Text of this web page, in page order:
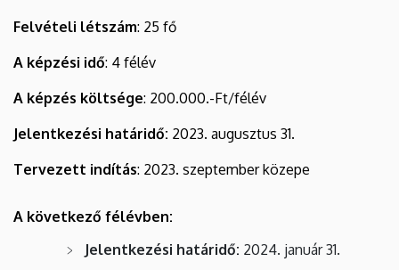
Felvételi létszám: 25 fő
A képzési idő: 4 félév
A képzés költsége: 200.000.-Ft/félév
Jelentkezési határidő: 2023. augusztus 31.
Tervezett indítás: 2023. szeptember közepe
A következő félévben:
Jelentkezési határidő: 2024. január 31.